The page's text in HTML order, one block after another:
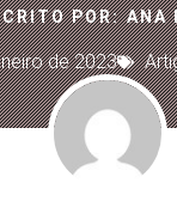
POR:ANA
de 2023